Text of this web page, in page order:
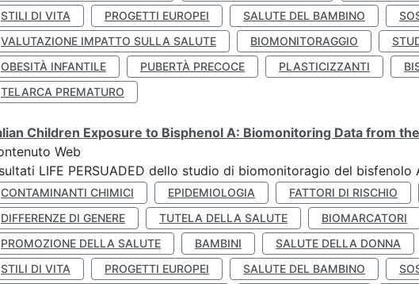
STILI DI VITA
PROGETTI EUROPEI SALUTE DEL BAMBINO
VALUTAZIONE IMPATTO SULLA SALUTE
BIOMONITORAGGIO
OBESITÀ INFANTILE
PUBERTÀ PRECOCE PLASTICIZZANTI
TELARCA PREMATURO
Children Exposure to Bisphenol A: Biomonitoring Data from the
Web
LIFE PERSUADED dello studio di biomonitoragio del bisfenolo
CONTAMINANTI CHIMICI EPIDEMIOLOGIA FATTORI DI RISCHIO
DIFFERENZE DI GENERE
TUTELA DELLA SALUTE BIOMARCATORI
PROMOZIONE DELLA SALUTE
BAMBINI SALUTE DELLA DONNA
STILI DI VITA
PROGETTI EUROPEI SALUTE DEL BAMBINO